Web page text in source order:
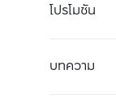
โปรโมชัน
บทความ